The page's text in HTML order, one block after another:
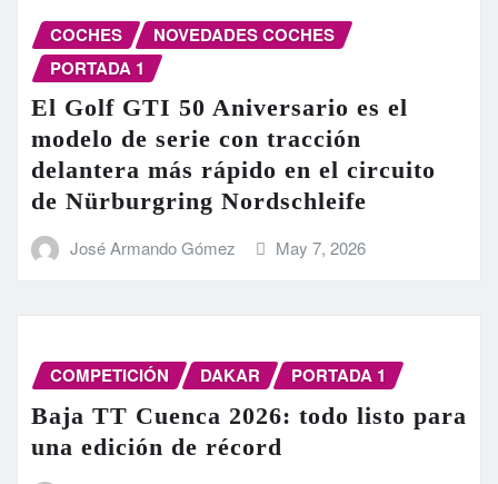
COCHES
NOVEDADES COCHES
PORTADA 1
El Golf GTI 50 Aniversario es el
modelo de serie con tracción
delantera más rápido en el circuito
de Nürburgring Nordschleife
José Armando Gómez May 7, 2026
COMPETICIÓN DAKAR PORTADA 1
Baja TT Cuenca 2026: todo listo para
una edición de récord